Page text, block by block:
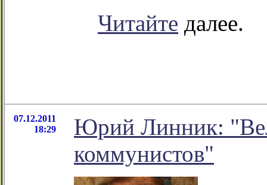
Читайте далее.
07.12.2011
18:29
Юрий Линник:
коммунистов"